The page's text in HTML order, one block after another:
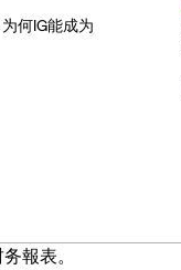
何IG能成为
報表。